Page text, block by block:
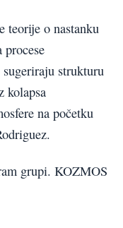
teorije o nastanku
strukturu
kolapsa
na početku
grupi. KOZMOS